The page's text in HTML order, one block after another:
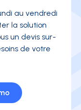
au vendredi
la solution
un devis sur-
de votre